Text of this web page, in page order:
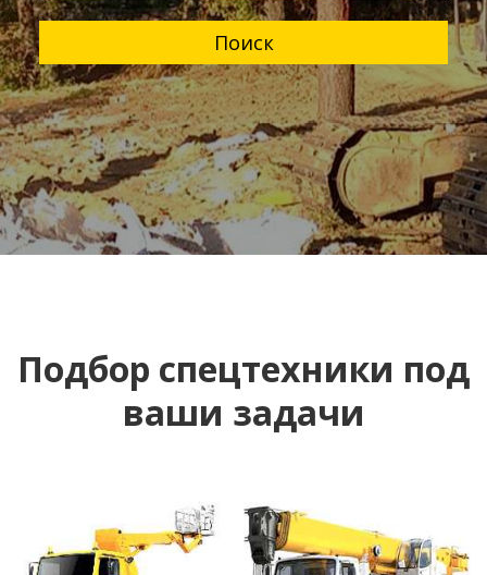
Поиск
Подбор спецтехники под
ваши задачи